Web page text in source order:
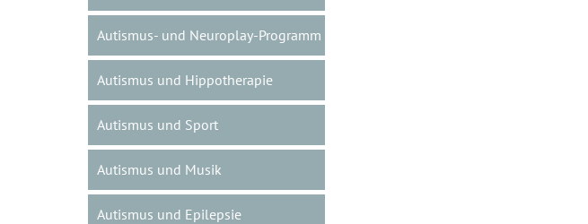
Autismus- und Neuroplay-Programm
Autismus und Hippotherapie
Autismus und Sport
Autismus und Musik
Autismus und Epilepsie